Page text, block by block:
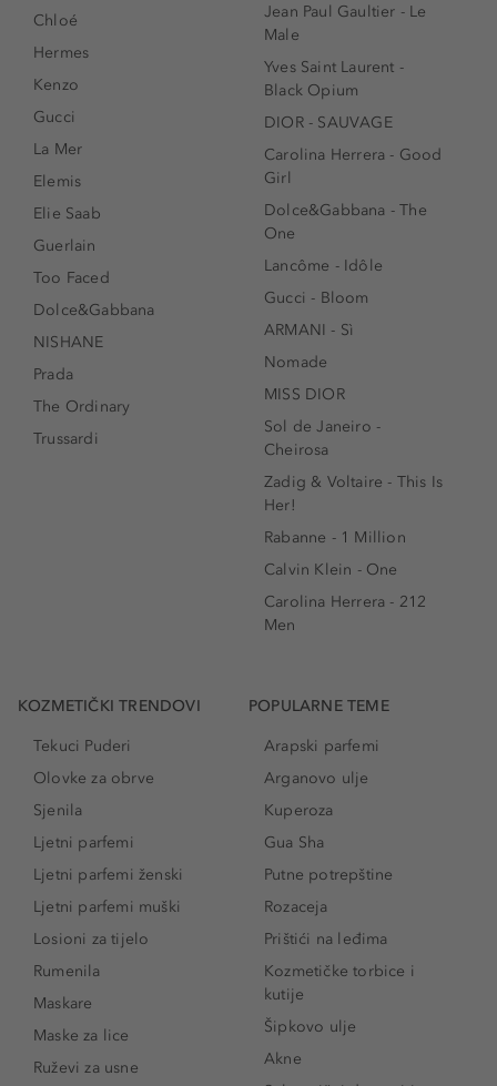
Chloé
Hermes
Kenzo
Gucci
La Mer
Elemis
Elie Saab
Guerlain
Too Faced
Dolce&Gabbana
NISHANE
Prada
The Ordinary
Trussardi
Jean Paul Gaultier - Le
Male
Yves Saint Laurent -
Black Opium
DIOR - SAUVAGE
Carolina Herrera - Good
Girl
Dolce&Gabbana - The
One
Lancôme - Idôle
Gucci - Bloom
ARMANI - Sì
Nomade
MISS DIOR
Sol de Janeiro -
Cheirosa
Zadig & Voltaire - This Is
Her!
Rabanne - 1 Million
Calvin Klein - One
Carolina Herrera - 212
Men
KOZMETIČKI TRENDOVI
Tekuci Puderi
Olovke za obrve
Sjenila
Ljetni parfemi
Ljetni parfemi ženski
Ljetni parfemi muški
Losioni za tijelo
Rumenila
Maskare
Maske za lice
Ruževi za usne
POPULARNE TEME
Arapski parfemi
Arganovo ulje
Kuperoza
Gua Sha
Putne potrepštine
Rozaceja
Prištići na leđima
Kozmetičke torbice i
kutije
Šipkovo ulje
Akne